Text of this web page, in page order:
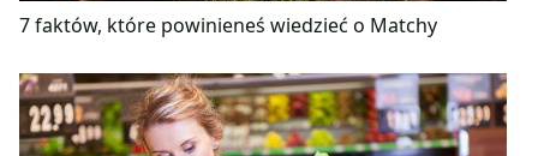
7 faktów, które powinieneś wiedzieć o Matchy